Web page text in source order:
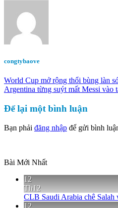
congtybaove
World Cup mở rộng thổi bùng làn
Argentina từng suýt mất Messi vào
Để lại một bình luận
Bạn phải đăng nhập để gửi bình
Bài Mới Nhất
12
Th12
CLB Saudi Arabia chê Salah
12